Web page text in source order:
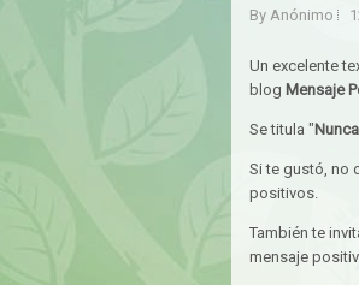
By Anónimo
Un excelente
blog Mensaje
Se titula "
Si te gustó, no
positivos.
También te
mensaje